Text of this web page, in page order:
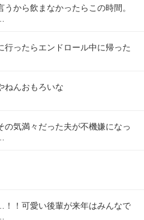
から飲まなかったらこの時間。
ったらエンドロール中に帰った
ねんおもろいな
気満々だった夫が不機嫌になっ
！可愛い後輩が来年はみんなで